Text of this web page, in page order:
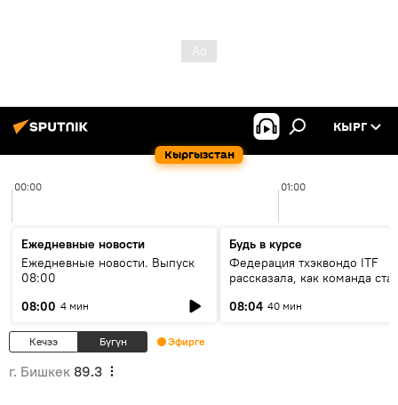
Кыргызстан
КЫРГ
00:00 01:00
Ежедневные новости
Ежедневные новости. Выпуск
08:00
08:00 4 мин
Будь в курсе
Федерация тхэквондо ITF
рассказала, как команда
08:04 40 мин
Кечээ Бүгүн Эфирге
г. Бишкек 89.3